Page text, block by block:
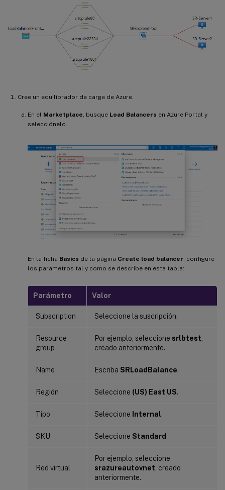
Cree un equilibrador de carga de Azure.
En el Marketplace, busque Load Balancers en Azure Portal y
selecciónelo.
En la ficha Basics de la página Create load balancer , configure
los parámetros tal y como se describe en esta tabla:
Parámetro Valor
Subscription Seleccione la suscripción.
Resource
group
Por ejemplo, seleccione srlbtest
creado anteriormente.
Name Escriba SRLoadBalance.
Región Seleccione (US) East US.
Tipo Seleccione Internal.
SKU Seleccione Standard
Red virtual
Por ejemplo, seleccione
srazureautovnet , creado
anteriormente.